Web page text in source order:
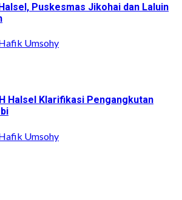
Puskesmas Jikohai dan Laluin
Umsohy
Halsel Klarifikasi Pengangkutan
Umsohy